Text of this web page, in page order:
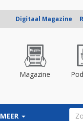
Digitaal Magazine
Magazine
MEER